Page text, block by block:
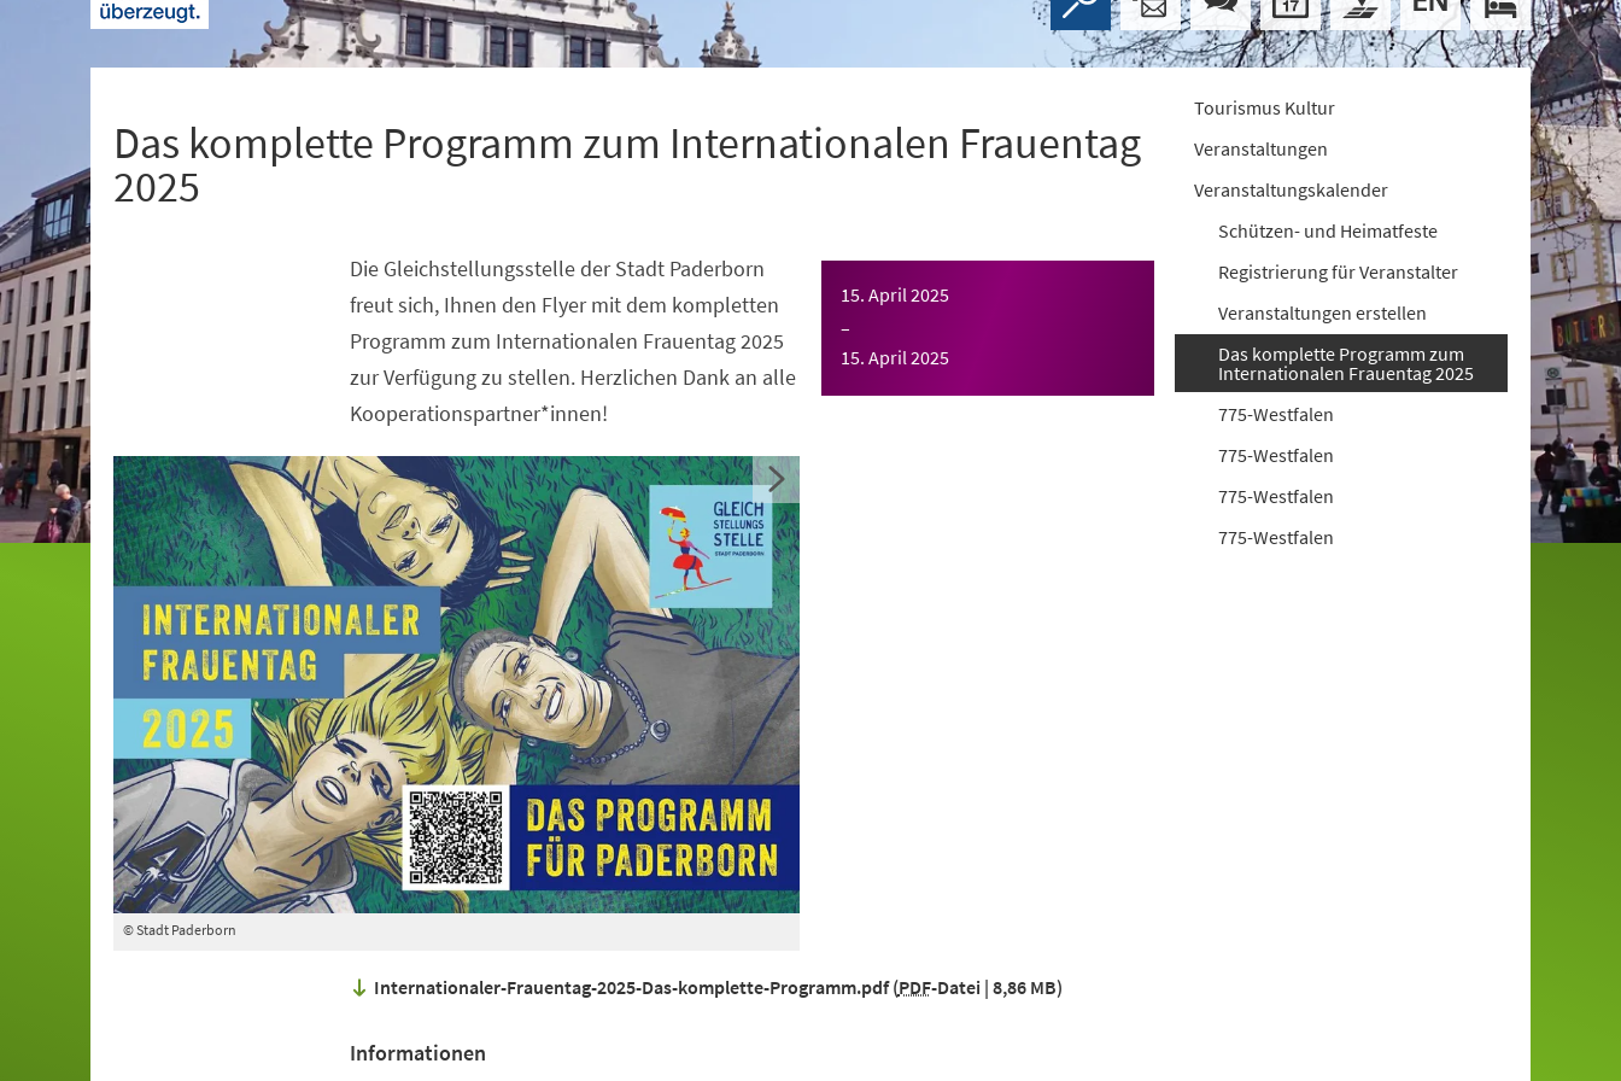
Das komplette Programm zum Internationalen Frauentag
2025
15. April 2025
–
15. April 2025
Die Gleichstellungsstelle der Stadt Paderborn
freut sich, Ihnen den Flyer mit dem kompletten
Programm zum Internationalen Frauentag 2025
zur Verfügung zu stellen. Herzlichen Dank an alle
Kooperationspartner*innen!
© Stadt Paderborn
Internationaler-Frauentag-2025-Das-komplette-Programm.pdf PDF-Datei 8,86 MB
Informationen
Tourismus Kultur
Veranstaltungen
Veranstaltungskalender
Schützen- und Heimatfeste
Registrierung für Veranstalter
Veranstaltungen erstellen
Das komplette Programm zum
Internationalen Frauentag 2025
775-Westfalen
775-Westfalen
775-Westfalen
775-Westfalen